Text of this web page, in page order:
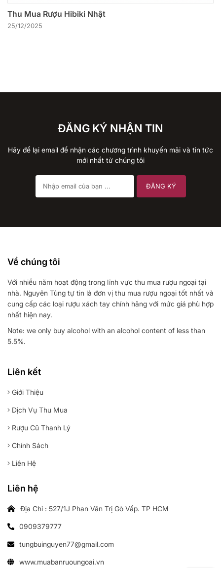
Thu Mua Rượu Hibiki Nhật
25/12/2025
ĐĂNG KÝ NHẬN TIN
Hãy để lại email để nhận các chương trình khuyến mãi và tin tức
mới nhất từ chúng tôi
Về chúng tôi
Với nhiều năm hoạt động trong lĩnh vực thu mua rượu ngoại tại
nhà. Nguyên Tùng tự tin là đơn vị thu mua rượu ngoại tốt nhất và
cung cấp các loại rượu xách tay chính hãng với mức giá phù hợp
nhất hiện nay.
Note: we only buy alcohol with an alcohol content of less than
5.5%.
Liên kết
Giới Thiệu
Dịch Vụ Thu Mua
Rượu Cũ Thanh Lý
Chính Sách
Liên Hệ
Liên hệ
Địa Chỉ : 527/1J Phan Văn Trị Gò Vấp. TP HCM
0909379777
tungbuinguyen77@gmail.com
www.muabanruoungoai.vn